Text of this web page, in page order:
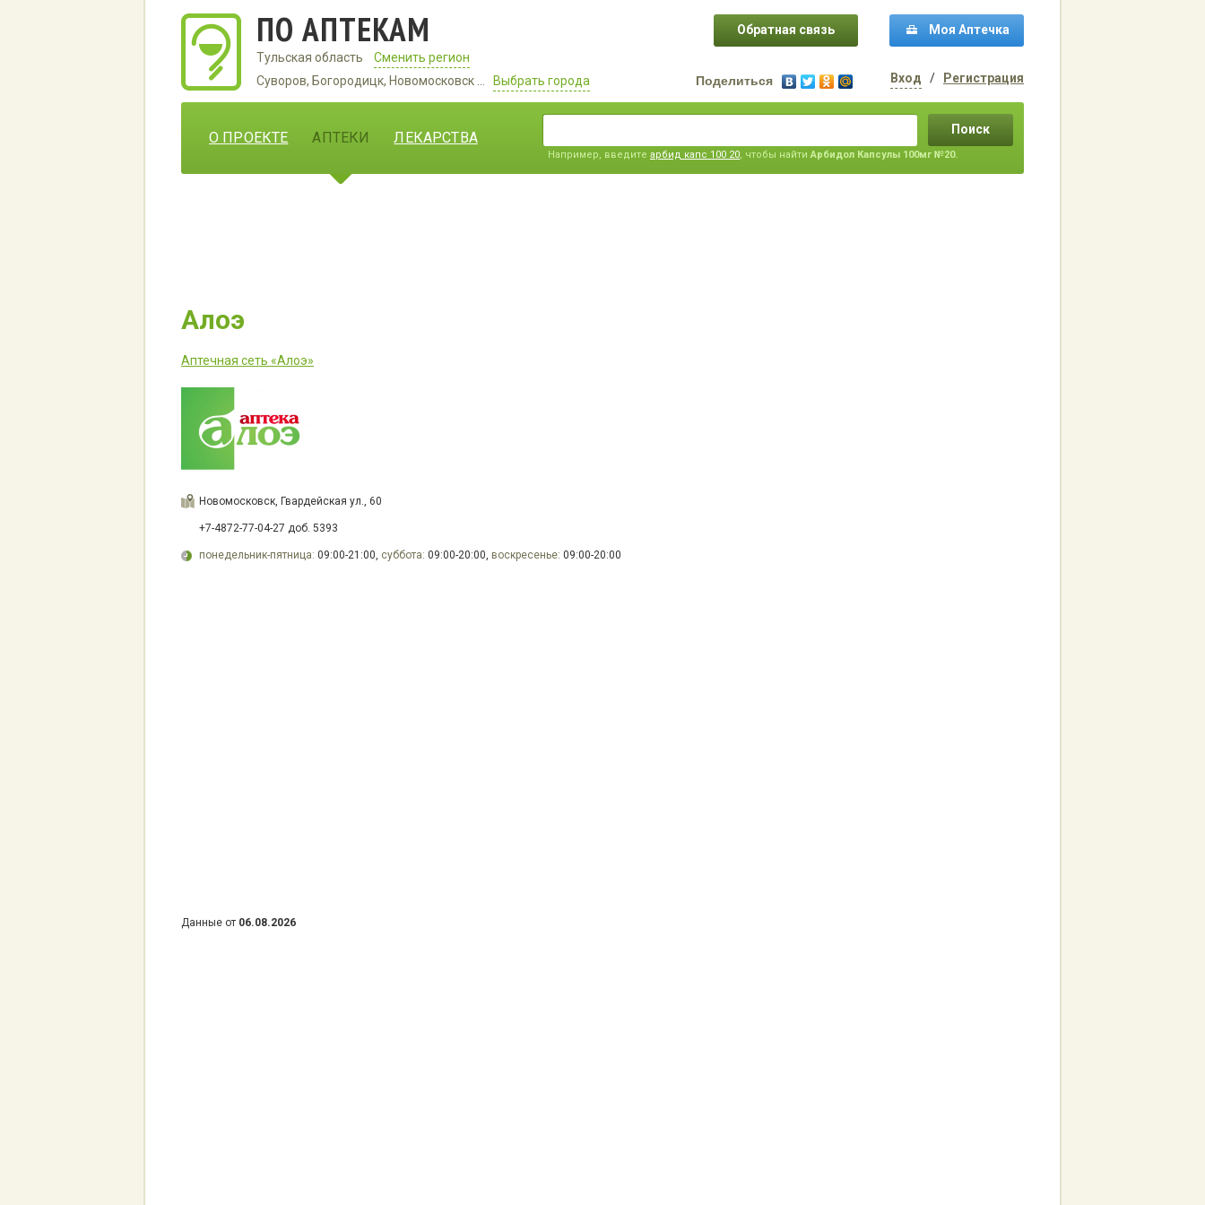
ПО АПТЕКАМ
Тульская область
Сменить регион
Суворов, Богородицк, Новомосковск ...
Выбрать города
Обратная связь
Поделиться
Моя Аптечка
Вход / Регистрация
О ПРОЕКТЕ АПТЕКИ ЛЕКАРСТВА Поиск
Например, введите арбид капс 100 20, чтобы найти Арбидол Капсулы 100мг №20.
Алоэ
Аптечная сеть «Алоэ»
Новомосковск, Гвардейская ул., 60
+7-4872-77-04-27 доб. 5393
понедельник-пятница: 09:00-21:00, суббота: 09:00-20:00, воскресенье: 09:00-20:00
Данные от 06.08.2026